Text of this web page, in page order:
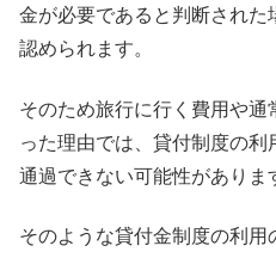
金が必要であると判断された
認められます。
そのため旅行に行く費用や
った理由では、貸付制度の
通過できない可能性がありま
そのような貸付金制度の利用